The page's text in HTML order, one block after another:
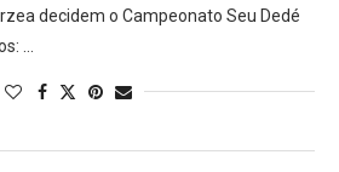
decidem o Campeonato Seu Dedé
…